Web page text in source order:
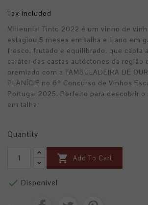
Tax included
Millennial Tinto 2022 é um vinho de
estagiou 5 meses em talha e 1 ano em
fresco, frutado e equilibrado, que capta
caráter das castas autóctones da região
premiado com a TAMBULADEIRA DE
PLANÍCIE no 6º Concurso de Vinhos
Portugal 2025. Perfeito para descobrir
em talha.
Quantity
 Add To Cart
 Disponivel